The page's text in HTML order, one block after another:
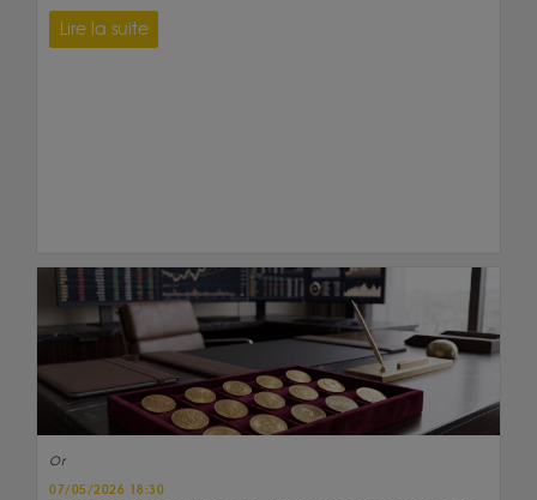
Lire la suite
Or
07/05/2026 18:30